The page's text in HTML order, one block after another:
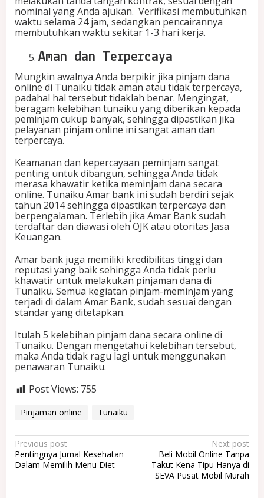
nominal yang Anda ajukan. Verifikasi membutuhkan
waktu selama 24 jam, sedangkan pencairannya
membutuhkan waktu sekitar 1-3 hari kerja.
Aman dan Terpercaya
Mungkin awalnya Anda berpikir jika pinjam dana
online di Tunaiku tidak aman atau tidak terpercaya,
padahal hal tersebut tidaklah benar. Mengingat,
beragam kelebihan tunaiku yang diberikan kepada
peminjam cukup banyak, sehingga dipastikan jika
pelayanan pinjam online ini sangat aman dan
terpercaya.
Keamanan dan kepercayaan peminjam sangat
penting untuk dibangun, sehingga Anda tidak
merasa khawatir ketika meminjam dana secara
online. Tunaiku Amar bank ini sudah berdiri sejak
tahun 2014 sehingga dipastikan terpercaya dan
berpengalaman. Terlebih jika Amar Bank sudah
terdaftar dan diawasi oleh OJK atau otoritas Jasa
Keuangan.
Amar bank juga memiliki kredibilitas tinggi dan
reputasi yang baik sehingga Anda tidak perlu
khawatir untuk melakukan pinjaman dana di
Tunaiku. Semua kegiatan pinjam-meminjam yang
terjadi di dalam Amar Bank, sudah sesuai dengan
standar yang ditetapkan.
Itulah 5 kelebihan pinjam dana secara online di
Tunaiku. Dengan mengetahui kelebihan tersebut,
maka Anda tidak ragu lagi untuk menggunakan
penawaran Tunaiku.
Post Views: 755
Pinjaman online Tunaiku
P
o
Previous post
Pentingnya Jurnal Kesehatan
Dalam Memilih Menu Diet
Next post
Beli Mobil Online Tanpa
Takut Kena Tipu Hanya di
SEVA Pusat Mobil Murah